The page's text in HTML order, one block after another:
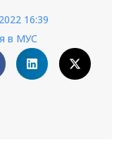
16:39
в МУС